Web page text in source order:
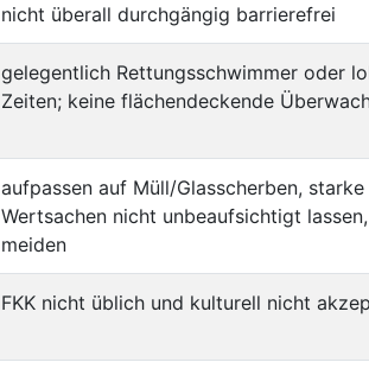
nicht überall durchgängig barrierefrei
gelegentlich Rettungsschwimmer oder
Zeiten; keine flächendeckende
aufpassen auf Müll/Glasscherben,
Wertsachen nicht unbeaufsichtigt
meiden
FKK nicht üblich und kulturell nicht